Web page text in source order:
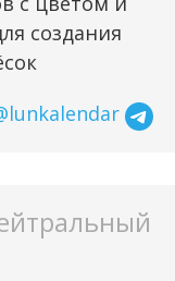
создания